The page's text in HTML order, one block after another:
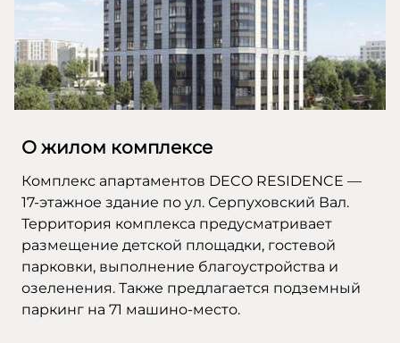
О жилом комплексе
Комплекс апартаментов DECO RESIDENCE —
17-этажное здание по ул. Серпуховский Вал.
Территория комплекса предусматривает
размещение детской площадки, гостевой
парковки, выполнение благоустройства и
озеленения. Также предлагается подземный
паркинг на 71 машино-место.